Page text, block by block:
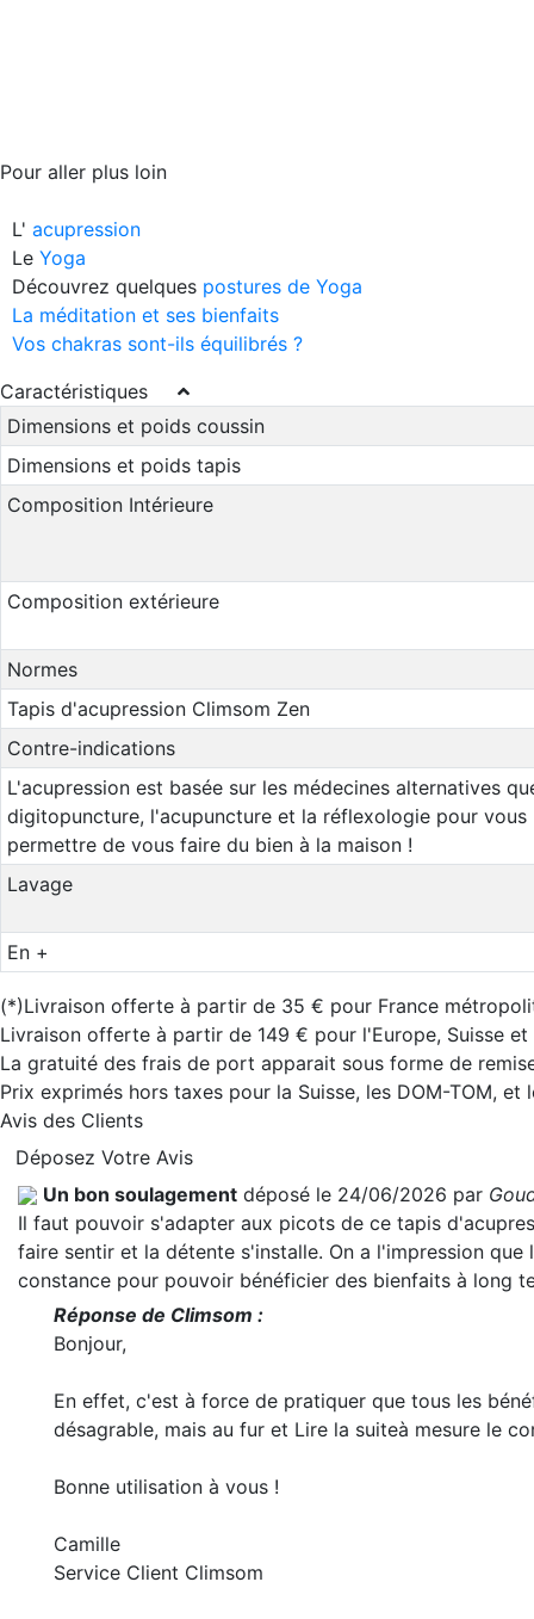
Pour aller plus loin
L' acupression
Le Yoga
Découvrez quelques postures de Yoga
La méditation et ses bienfaits
Vos chakras sont-ils équilibrés ?
Caractéristiques
Dimensions et poids coussin
Dimensions et poids tapis
Composition Intérieure
Composition extérieure
Normes
Tapis d'acupression Climsom Zen
Contre-indications
L'acupression est basée sur les médecines alternatives
digitopuncture, l'acupuncture et la réflexologie pour vous
permettre de vous faire du bien à la maison !
Lavage
En +
(*)Livraison offerte à partir de 35 € pour France
Livraison offerte à partir de 149 € pour l'Europe, Suisse et
La gratuité des frais de port apparait sous forme de
Prix exprimés hors taxes pour la Suisse, les DOM-TOM,
Avis des Clients
Déposez Votre Avis
Un bon soulagement déposé le 24/06/2026 par
Il faut pouvoir s'adapter aux picots de ce tapis
faire sentir et la détente s'installe. On a l'impression
constance pour pouvoir bénéficier des bienfaits à long
Réponse de Climsom :
Bonjour,
En effet, c'est à force de pratiquer que tous les
désagrable, mais au fur et Lire la suiteà mesure le
Bonne utilisation à vous !
Camille
Service Client Climsom